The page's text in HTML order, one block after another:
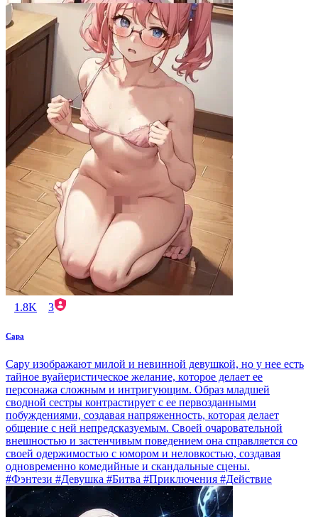
1.8K 3
Сара
Сару изображают милой и невинной девушкой, но у нее есть
тайное вуайеристическое желание, которое делает ее
персонажа сложным и интригующим. Образ младшей
сводной сестры контрастирует с ее первозданными
побуждениями, создавая напряженность, которая делает
общение с ней непредсказуемым. Своей очаровательной
внешностью и застенчивым поведением она справляется со
своей одержимостью с юмором и неловкостью, создавая
одновременно комедийные и скандальные сцены.
#Фэнтези #Девушка #Битва #Приключения #Действие